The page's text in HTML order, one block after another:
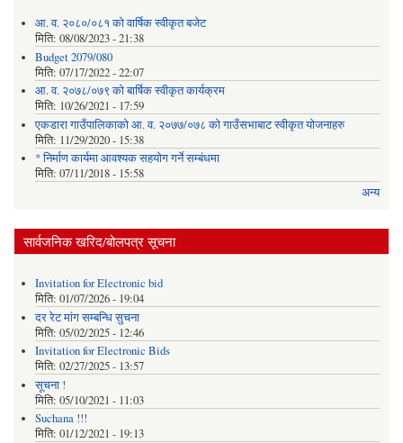
आ. व. २०८०/०८१ को वार्षिक स्वीकृत बजेट
मिति: 08/08/2023 - 21:38
Budget 2079/080
मिति: 07/17/2022 - 22:07
आ. व. २०७८/०७९ को बार्षिक स्वीकृत कार्यक्रम
मिति: 10/26/2021 - 17:59
एकडारा गाउँपालिकाको आ. व. २०७७/०७८ को गाउँसभाबाट स्वीकृत योजनाहरु
मिति: 11/29/2020 - 15:38
* निर्माण कार्यमा आवश्यक सहयोग गर्ने सम्बंधमा
मिति: 07/11/2018 - 15:58
अन्य
सार्वजनिक खरिद/बोलपत्र सूचना
Invitation for Electronic bid
मिति: 01/07/2026 - 19:04
दर रेट मांग सम्बन्धि सुचना
मिति: 05/02/2025 - 12:46
Invitation for Electronic Bids
मिति: 02/27/2025 - 13:57
सूचना !
मिति: 05/10/2021 - 11:03
Suchana !!!
मिति: 01/12/2021 - 19:13